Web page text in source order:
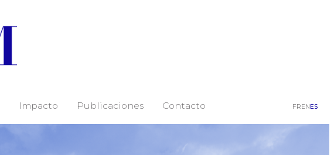
Impacto Publicaciones Contacto FR EN ES